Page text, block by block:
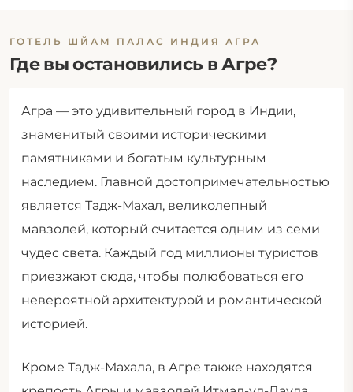
ГОТЕЛЬ ШЙАМ ПАЛАС ИНДИЯ АГРА
Где вы остановились в Агре?
Агра — это удивительный город в Индии,
знаменитый своими историческими
памятниками и богатым культурным
наследием. Главной достопримечательностью
является Тадж-Махал, великолепный
мавзолей, который считается одним из семи
чудес света. Каждый год миллионы туристов
приезжают сюда, чтобы полюбоваться его
невероятной архитектурой и романтической
историей.
Кроме Тадж-Махала, в Агре также находятся